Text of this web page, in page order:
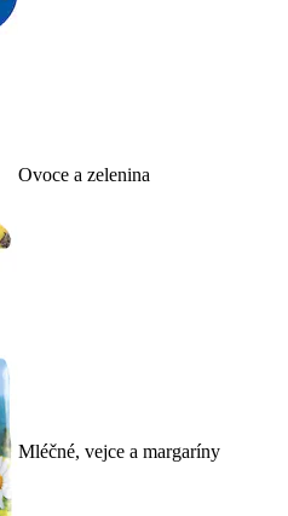
Ovoce a zelenina
Mléčné, vejce a margaríny